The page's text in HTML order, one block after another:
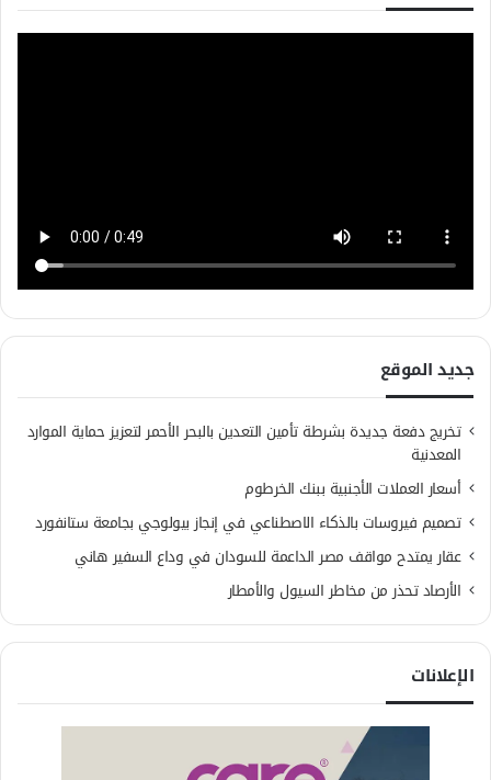
جديد الموقع
تخريج دفعة جديدة بشرطة تأمين التعدين بالبحر الأحمر لتعزيز حماية الموارد
المعدنية
أسعار العملات الأجنبية ببنك الخرطوم
تصميم فيروسات بالذكاء الاصطناعي في إنجاز بيولوجي بجامعة ستانفورد
عقار يمتدح مواقف مصر الداعمة للسودان في وداع السفير هاني
الأرصاد تحذر من مخاطر السيول والأمطار
الإعلانات